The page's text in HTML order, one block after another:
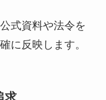
式資料や法令を
に反映します。
求